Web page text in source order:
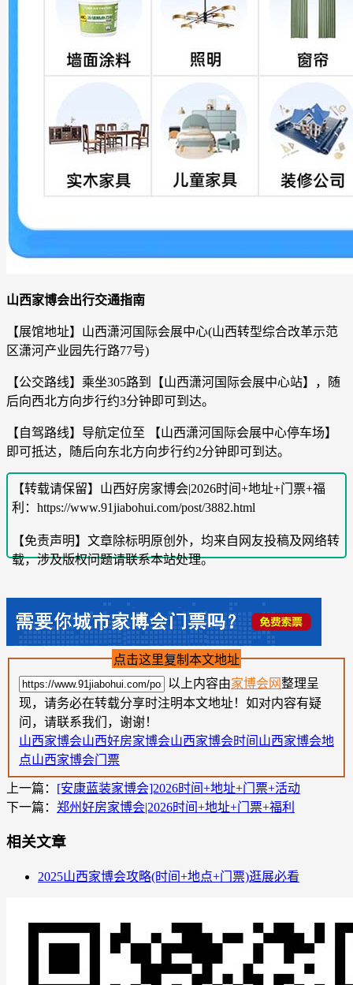
山西家博会出行交通指南
【展馆地址】 山西潇河国际会展中心(山西转型综合改革示范
区潇河产业园先行路77号)
【公交路线】乘坐305路到【山西潇河国际会展中心站】，随
后向西北方向步行约3分钟即可到达。
【自驾路线】导航定位至 【山西潇河国际会展中心停车场】
即可抵达，随后向东北方向步行约2分钟即可到达。
【转载请保留】山西好房家博会|2026时间+地址+门票+福
利：https://www.91jiabohui.com/post/3882.html
【免责声明】文章除标明原创外，均来自网友投稿及网络转
载，涉及版权问题请联系本站处理。
点击这里复制本文地址
以上内容由家博会网整理呈
现，请务必在转载分享时注明本文地址！如对内容有疑
问，请联系我们，谢谢！
山西家博会山西好房家博会山西家博会时间 山西家博会地
点山西家博会门票
上一篇： [安康蓝装家博会]2026时间+地址+门票+活动
下一篇： 郑州好房家博会|2026时间+地址+门票+福利
相关文章
2025山西家博会攻略(时间+地点+门票)逛展必看